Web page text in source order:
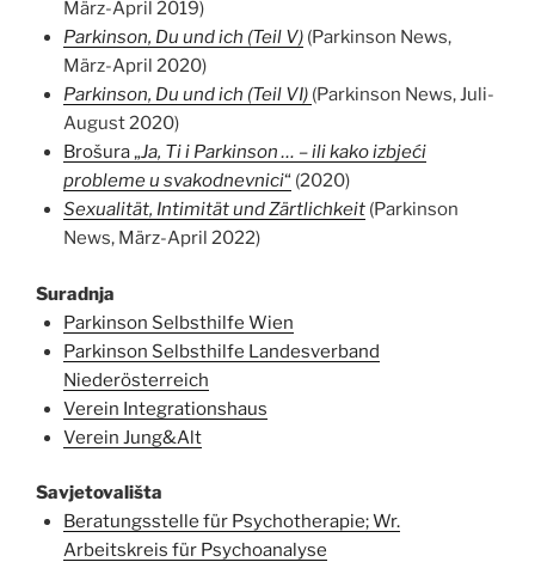
März-April 2019)
Parkinson, Du und ich (Teil V)(Parkinson News,
März-April 2020)
Parkinson, Du und ich (Teil VI) (Parkinson News, Juli-
August 2020)
Brošura „Ja, Ti i Parkinson … – ili kako izbjeći
probleme u svakodnevnici“ (2020)
Sexualität, Intimität und Zärtlichkeit(Parkinson
News, März-April 2022)
Suradnja
Parkinson Selbsthilfe Wien
Parkinson Selbsthilfe Landesverband
Niederösterreich
Verein Integrationshaus
Verein Jung&Alt
Savjetovališta
Beratungsstelle für Psychotherapie; Wr.
Arbeitskreis für Psychoanalyse